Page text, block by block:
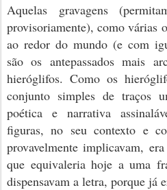
Aquelas gravagens
provisoriamente), como várias
ao redor do mundo (e com
são os antepassados mais
hieróglifos. Como os
conjunto simples de traços
poética e narrativa
figuras, no seu contexto e
provavelmente implicavam,
que equivaleria hoje a uma
dispensavam a letra, porque já